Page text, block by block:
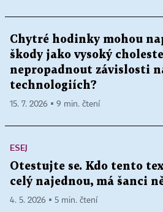
Chytré hodinky mohou
škody jako vysoký
nepropadnout závislosti
technologiích?
15. 7. 2026 ▪ 9 min. čtení
ESEJ
Otestujte se. Kdo tento
celý najednou, má šanci
4. 5. 2026 ▪ 5 min. čtení